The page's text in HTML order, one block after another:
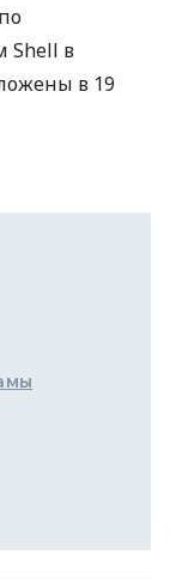
Shell в
в 19